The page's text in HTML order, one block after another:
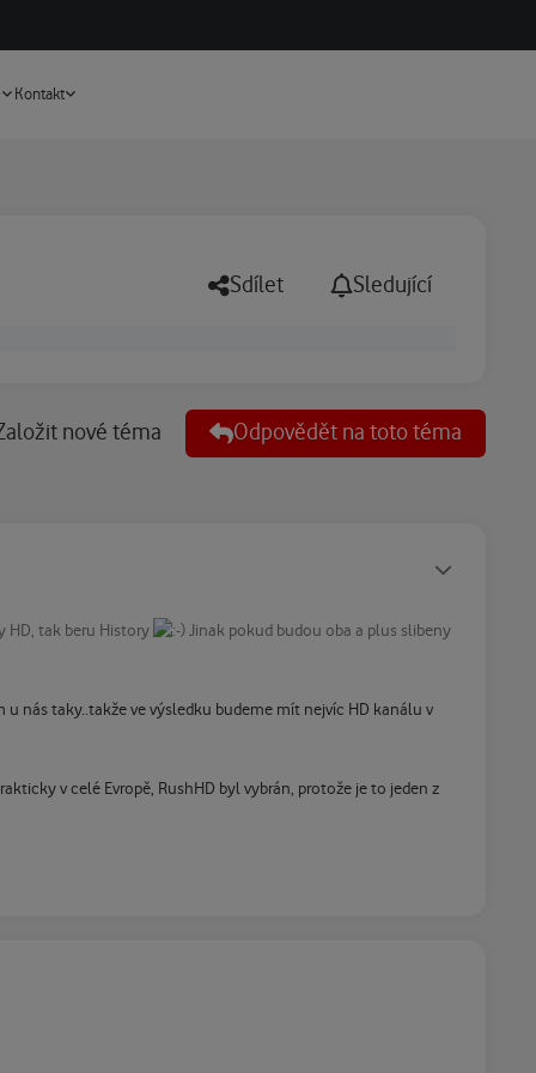
Kontakt
Sdílet Sledující
nové téma Odpovědět na toto téma
HD, tak beru History
Jinak pokud budou oba a plus slibeny
nás taky..takže ve výsledku budeme mít nejvíc HD kanálu v
v celé Evropě, RushHD byl vybrán, protože je to jeden z